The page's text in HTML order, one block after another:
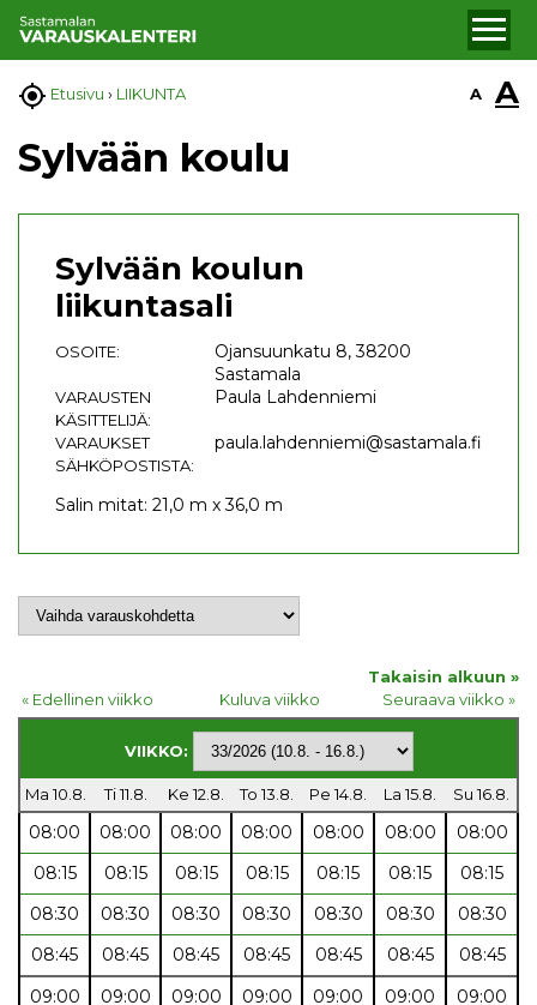
 Etusivu › LIIKUNTA A A
Sylvään koulu
Sylvään koulun
liikuntasali
OSOITE:
Ojansuunkatu 8, 38200
Sastamala
VARAUSTEN
KÄSITTELIJÄ:
Paula Lahdenniemi
VARAUKSET
SÄHKÖPOSTISTA:
paula.lahdenniemi@sastamala.fi
Salin mitat: 21,0 m x 36,0 m
Takaisin alkuun »
« Edellinen viikko
Kuluva viikko Seuraava viikko »
VIIKKO:
Ma 10.8. Ti 11.8. Ke 12.8. To 13.8. Pe 14.8. La 15.8. Su 16.8.
08:00 08:00 08:00 08:00 08:00 08:00
08:00
08:15
08:15 08:15 08:15 08:15 08:15
08:15
08:30
08:30 08:30 08:30 08:30 08:30
08:30
08:45
08:45 08:45 08:45 08:45 08:45
08:45
09:00
09:00 09:00 09:00 09:00 09:00
09:00